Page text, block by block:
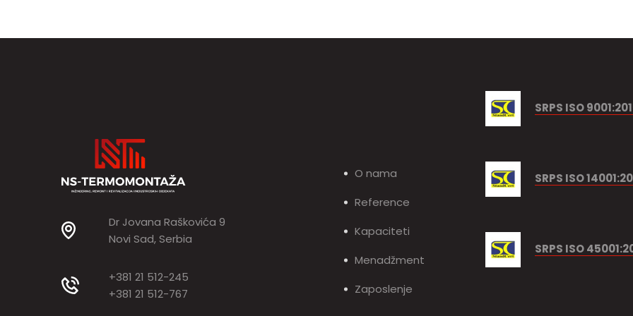
Dr Jovana Raškovića 9
Novi Sad, Serbia
+381 21 512-245
+381 21 512-767
O nama
Reference
Kapaciteti
Menadžment
Zaposlenje
SRPS ISO
SRPS ISO
SRPS ISO